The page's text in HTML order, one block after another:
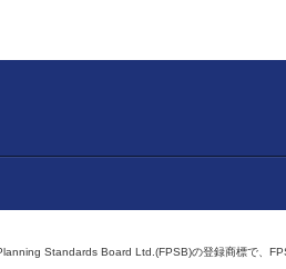
Standards Board Ltd.(FPSB)の登録商標で、